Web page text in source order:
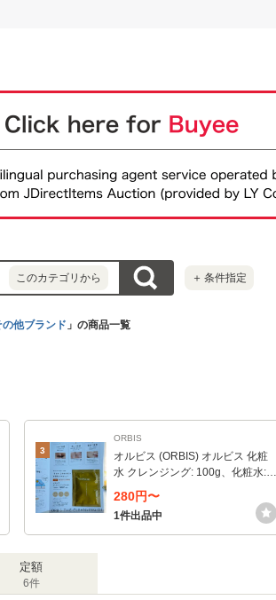
このカテゴリから ＋ 条件指定
の他ブランド 」の商品一覧
3
ORBIS
オルビス (ORBIS) オルビス 化粧
水 クレンジング: 100g、化粧水: 1
80mL、洗顔料: 14g、保湿液: 9g
280円〜
1件出品中
定額
6件